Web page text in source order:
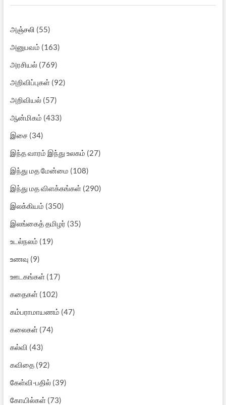
அஞ்சலி (55)
அனுபவம் (163)
அரசியல்(769)
அறிவிப்புகள்(92)
அறிவியல்(57)
ஆன்மிகம் (433)
இசை(34)
இந்த வாரம் இந்து உலகம் (27)
இந்து மத மேன்மை (108)
இந்து மத விளக்கங்கள்(290)
இலக்கியம் (350)
இலங்கைத் தமிழர் (35)
உடல்நலம் (19)
உணவு (9)
ஊடகங்கள்(17)
கதைகள்(102)
கம்பராமாயணம் (47)
கலைகள்(74)
கல்வி (43)
கவிதை(92)
கேள்வி-பதில்(39)
கோயில்கள்(73)